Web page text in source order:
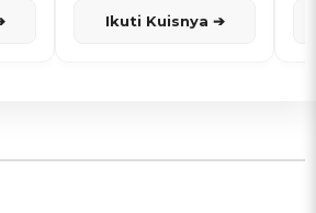
Ikuti Kuisnya ➔